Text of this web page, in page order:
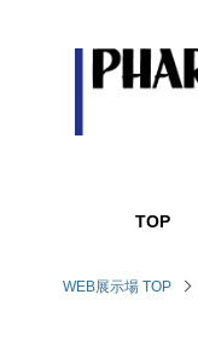
TOP
WEB展示場 TOP